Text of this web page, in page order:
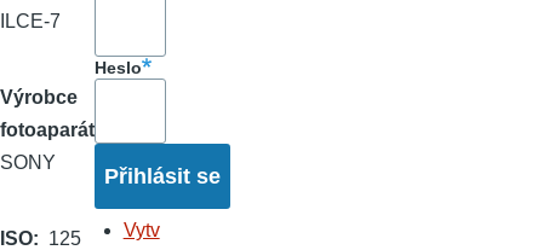
ILCE-7
Výrobce
fotoaparátu
SONY
ISO 125
Heslo
Vytv